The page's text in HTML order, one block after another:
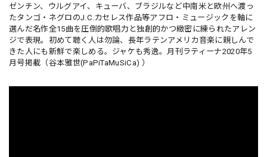
ゼンチン、ウルグアイ、キューバ、ブラジルなど中南米と欧州へ渡っ
たタンゴ・ネグロのJ.C.カセレス作品等アフロ・ミュージックを軸に
選んだ名作全15曲を圧倒的歌唱力と独創的かつ緻密に練られたアレン
ジで表現。初めて聴く人は勿論、長年ラテンアメリカ音楽に親しんで
きた人にも新鮮で楽しめる。ジャケも秀逸。月刊ラティーナ2020年5
月号掲載（谷本雅世(PaPiTaMuSiCa) ）